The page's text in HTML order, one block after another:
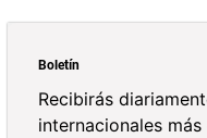
Boletín
Recibirás
internacionales